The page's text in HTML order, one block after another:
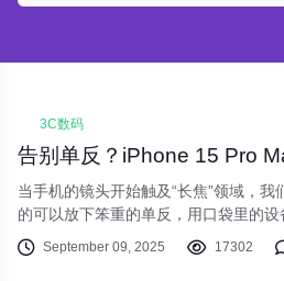
3C数码
当手机的镜头开始触及“长焦”领域，我
的可以放下笨重的单反，用口袋里的设
方？苹果iPhone 15 Pro Max搭载的全
射棱镜5倍长焦镜头，无疑投下了一颗
September 09, 2025 17302